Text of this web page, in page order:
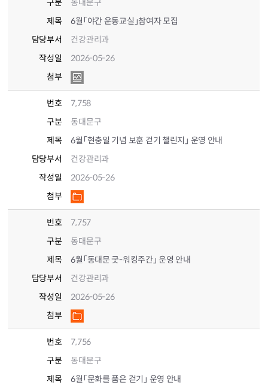
구분
동대문구
제목
6월「야간 운동교실」참여자 모집
담당부서
건강관리과
작성일
2026-05-26
첨부
번호
7,758
구분
동대문구
제목
6월「현충일 기념 보훈 걷기 챌린지」 운영 안내
담당부서
건강관리과
작성일
2026-05-26
첨부
번호
7,757
구분
동대문구
제목
6월「동대문 굿-워킹주간」 운영 안내
담당부서
건강관리과
작성일
2026-05-26
첨부
번호
7,756
구분
동대문구
제목
6월「문화를 품은 걷기」 운영 안내